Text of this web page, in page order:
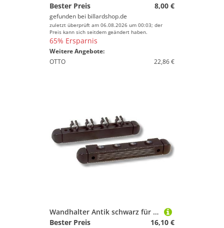
Bester Preis
8,00 €
gefunden bei billardshop.de
zuletzt überprüft am 06.08.2026 um 00:03; der
Preis kann sich seitdem geändert haben.
65% Ersparnis
Weitere Angebote:
OTTO
22,86 €
Wandhalter Antik schwarz für 4 Queues
Bester Preis
16,10 €